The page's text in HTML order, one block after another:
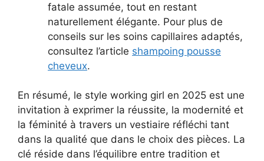
fatale assumée, tout en restant
naturellement élégante. Pour plus de
conseils sur les soins capillaires adaptés,
consultez l’article shampoing pousse
cheveux.
En résumé, le style working girl en 2025 est une
invitation à exprimer la réussite, la modernité et
la féminité à travers un vestiaire réfléchi tant
dans la qualité que dans le choix des pièces. La
clé réside dans l’équilibre entre tradition et